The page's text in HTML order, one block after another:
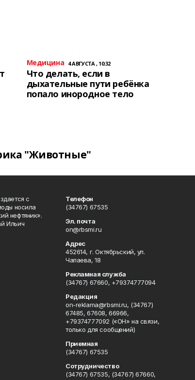
Медицина 4 АВГУСТА , 10:32
Что делать, если в
дыхательные пути ребёнка
попало инородное тело
"Животные"
с
носила
нефтяник».
Ильич
Телефон
(34767) 67535
Эл. почта
on@rbsmi.ru
Адрес
452614, г. Октябрьский, ул.
Чапаева, 18
Рекламная служба
(34767) 67660, +79374777094
Редакция
on-reklama@rbsmi.ru, (34767)
67485, 67608, 66966,
+79374777092 («ОН» на связи,
только для сообщений)
Приемная
(34767) 67535
Сотрудничество
(34767) 67535, (34767) 67660,